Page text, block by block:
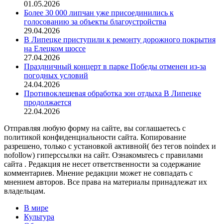
01.05.2026
Более 30 000 липчан уже присоединились к
голосованию за объекты благоустройства
29.04.2026
В Липецке приступили к ремонту дорожного покрытия
на Елецком шоссе
27.04.2026
Праздничный концерт в парке Победы отменен из-за
погодных условий
24.04.2026
Противоклещевая обработка зон отдыха В Липецке
продолжается
22.04.2026
Отправляя любую форму на сайте, вы соглашаетесь с
политикой конфиденциальности сайта. Копирование
разрешено, только с установкой активной( без тегов noindex и
nofollow) гиперссылки на сайт. Ознакомьтесь с правилами
сайта . Редакция не несет ответственности за содержание
комментариев. Мнение редакции может не совпадать с
мнением авторов. Все права на материалы принадлежат их
владельцам.
В мире
Культура